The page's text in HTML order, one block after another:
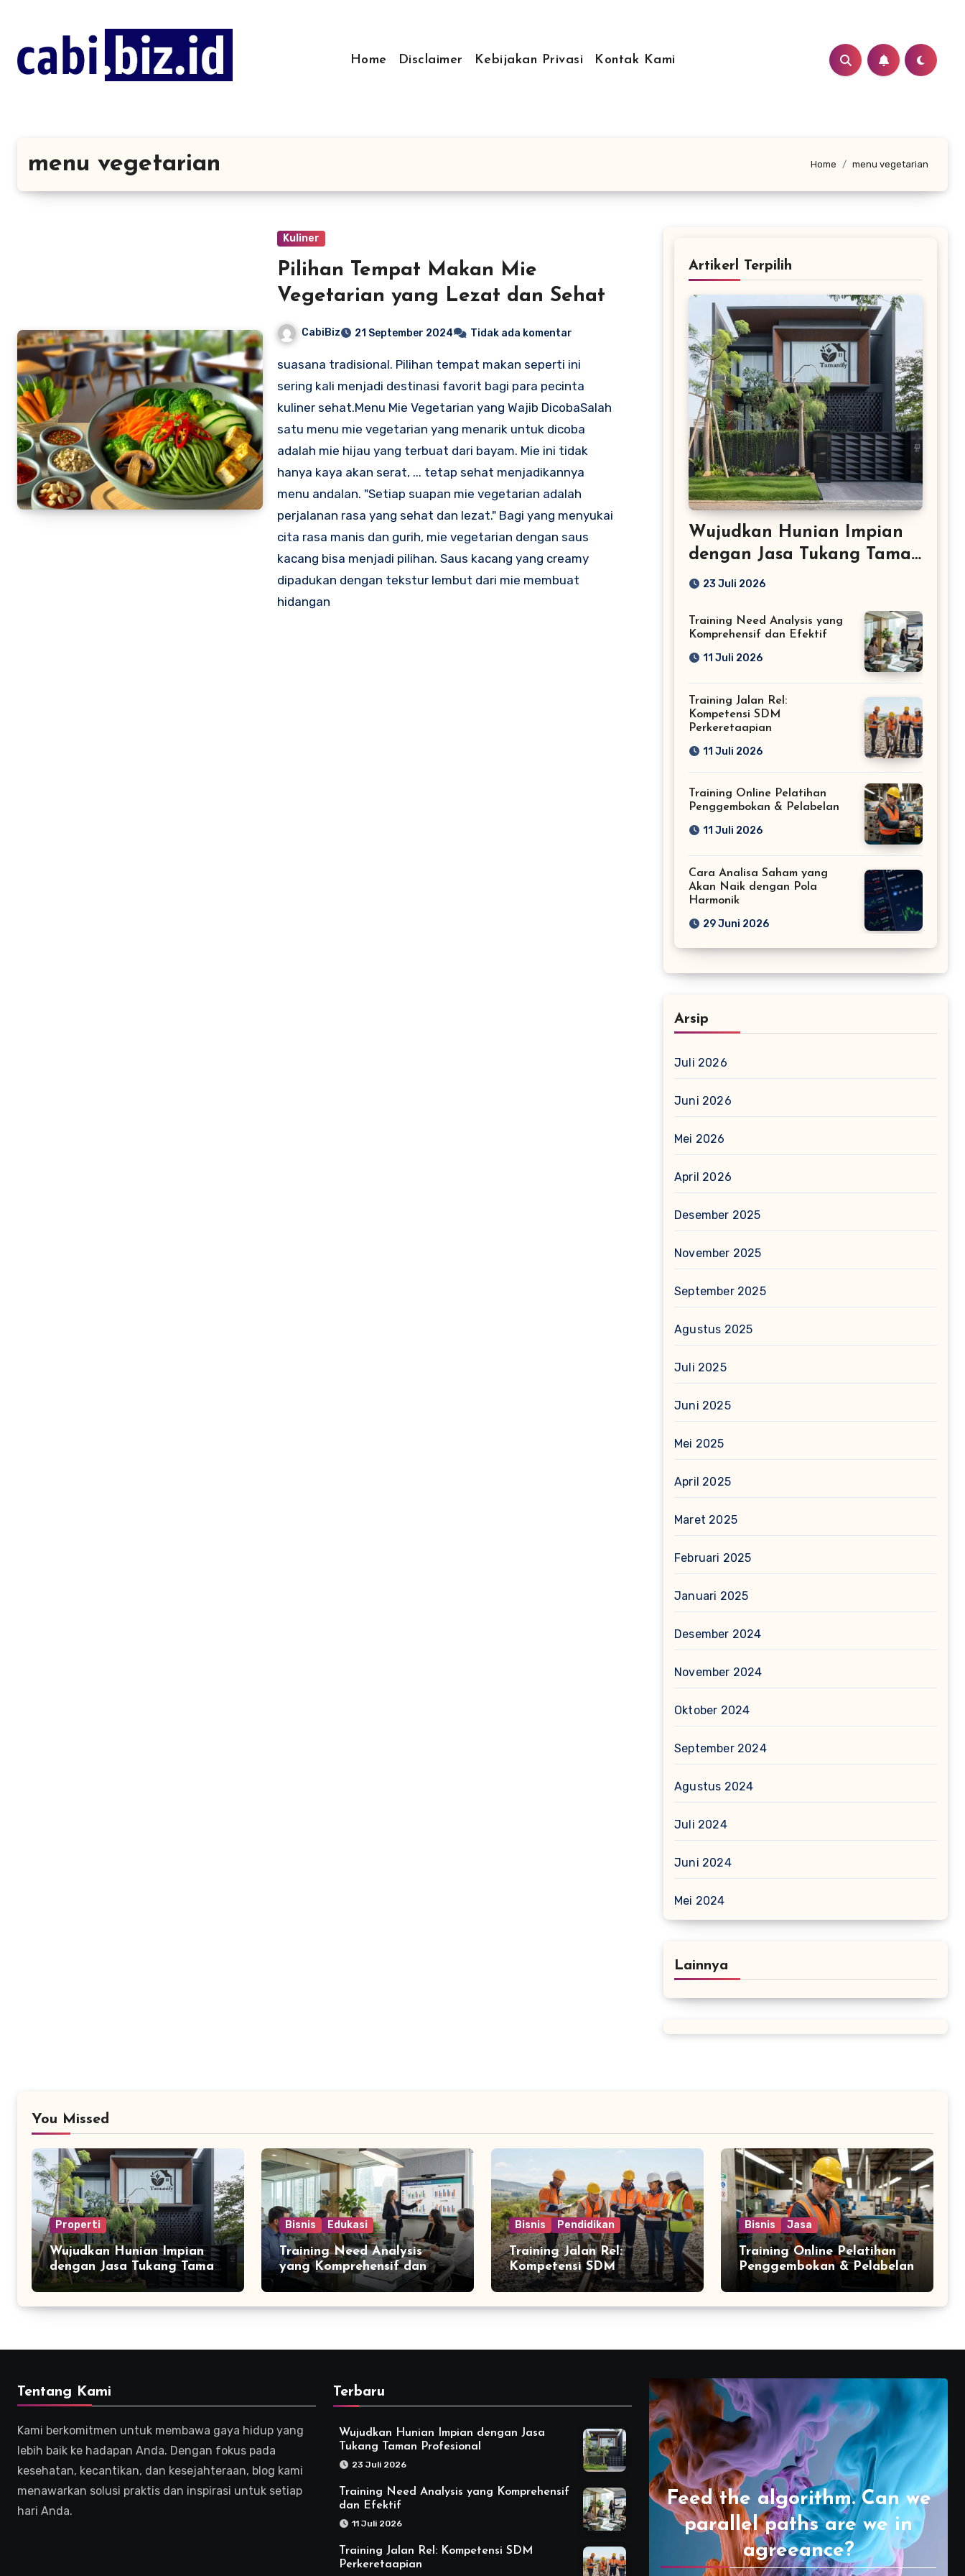
konten
Home
Disclaimer Kebijakan Privasi Kontak Kami
menu vegetarian Home menu vegetarian
Kuliner
Pilihan Tempat Makan Mie
Vegetarian yang Lezat dan Sehat
CabiBiz 21 September 2024 Tidak ada komentar
suasana tradisional. Pilihan tempat makan seperti ini
sering kali menjadi destinasi favorit bagi para pecinta
kuliner sehat.Menu Mie Vegetarian yang Wajib DicobaSalah
satu menu mie vegetarian yang menarik untuk dicoba
adalah mie hijau yang terbuat dari bayam. Mie ini tidak
hanya kaya akan serat, ... tetap sehat menjadikannya
menu andalan. "Setiap suapan mie vegetarian adalah
perjalanan rasa yang sehat dan lezat." Bagi yang menyukai
cita rasa manis dan gurih, mie vegetarian dengan saus
kacang bisa menjadi pilihan. Saus kacang yang creamy
dipadukan dengan tekstur lembut dari mie membuat
hidangan
Artikerl Terpilih
Wujudkan Hunian Impian
dengan Jasa Tukang Taman
Profesional
23 Juli 2026
Training Need Analysis yang
Komprehensif dan Efektif
11 Juli 2026
Training Jalan Rel:
Kompetensi SDM
Perkeretaapian
11 Juli 2026
Training Online Pelatihan
Penggembokan & Pelabelan
11 Juli 2026
Cara Analisa Saham yang
Akan Naik dengan Pola
Harmonik
29 Juni 2026
Arsip
Juli 2026
Juni 2026
Mei 2026
April 2026
Desember 2025
November 2025
September 2025
Agustus 2025
Juli 2025
Juni 2025
Mei 2025
April 2025
Maret 2025
Februari 2025
Januari 2025
Desember 2024
November 2024
Oktober 2024
September 2024
Agustus 2024
Juli 2024
Juni 2024
Mei 2024
Lainnya
You Missed
Properti
Wujudkan Hunian Impian
dengan Jasa Tukang Taman
Profesional
Bisnis Edukasi
Training Need Analysis
yang Komprehensif dan
Efektif
Bisnis Pendidikan
Training Jalan Rel:
Kompetensi SDM
Perkeretaapian
Bisnis Jasa
Training Online Pelatihan
Penggembokan & Pelabelan
Tentang Kami
Kami berkomitmen untuk membawa gaya hidup yang
lebih baik ke hadapan Anda. Dengan fokus pada
kesehatan, kecantikan, dan kesejahteraan, blog kami
menawarkan solusi praktis dan inspirasi untuk setiap
hari Anda.
Terbaru
Wujudkan Hunian Impian dengan Jasa
Tukang Taman Profesional
23 Juli 2026
Training Need Analysis yang Komprehensif
dan Efektif
11 Juli 2026
Training Jalan Rel: Kompetensi SDM
Perkeretaapian
Feed the algorithm. Can we
parallel paths are we in
agreeance?